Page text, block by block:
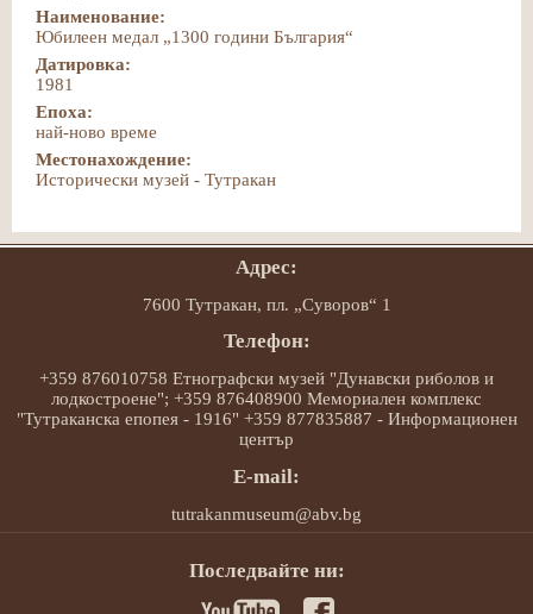
Наименование:
Юбилеен медал „1300 години България“
Датировка:
1981
Епоха:
най-ново време
Местонахождение:
Исторически музей - Тутракан
Адрес:
7600 Тутракан, пл. „Суворов“ 1
Телефон:
+359 876010758 Етнографски музей "Дунавски риболов и
лодкостроене"; +359 876408900 Мемориален комплекс
"Тутраканска епопея - 1916" +359 877835887 - Информационен
център
E-mail:
tutrakanmuseum@abv.bg
Последвайте ни: